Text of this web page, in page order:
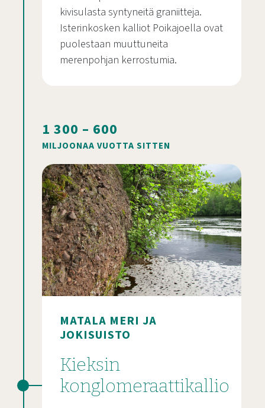
kivisulasta syntyneitä graniitteja.
Isterinkosken kalliot Poikajoella ovat
puolestaan muuttuneita
merenpohjan kerrostumia.
1 300 – 600
MILJOONAA VUOTTA SITTEN
MATALA MERI JA
JOKISUISTO
Kieksin
konglomeraattikallio